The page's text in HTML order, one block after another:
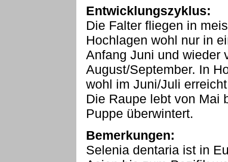
Entwicklungszyklus:
Die Falter fliegen in
Hochlagen wohl nur in
Anfang Juni und wieder
August/September. In
wohl im Juni/Juli
Die Raupe lebt von Mai
Puppe überwintert.
Bemerkungen:
Selenia dentaria ist in